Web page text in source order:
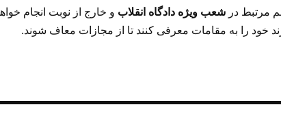
مرتبط در شعب ویژه دادگاه انقلاب و خارج از نوبت انجام
خود را به مقامات معرفی کنند تا از مجازات معاف شوند.